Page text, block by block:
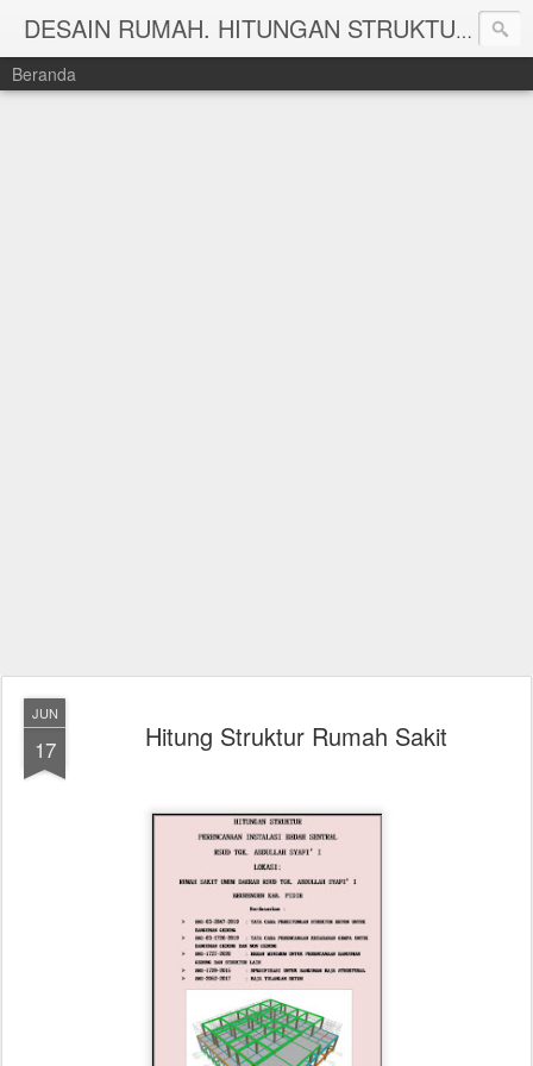
DESAIN RUMAH. HITUNGAN STRUKTUR DAN HITUNG RAB TAHUN 2025 WWW.KEISHAARSITEKRUMAH.COM
Beranda
JUN
17 Hitung Struktur Rumah Sakit